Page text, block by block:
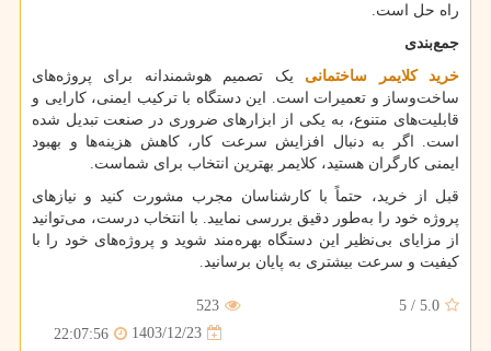
راه حل است.
جمع‌بندی
خرید کلایمر ساختمانی
یک تصمیم هوشمندانه برای پروژه‌های
ساخت‌وساز و تعمیرات است. این دستگاه با ترکیب ایمنی، کارایی و
قابلیت‌های متنوع، به یکی از ابزارهای ضروری در صنعت تبدیل شده
است. اگر به دنبال افزایش سرعت کار، کاهش هزینه‌ها و بهبود
ایمنی کارگران هستید، کلایمر بهترین انتخاب برای شماست.
قبل از خرید، حتماً با کارشناسان مجرب مشورت کنید و نیازهای
پروژه خود را به‌طور دقیق بررسی نمایید. با انتخاب درست، می‌توانید
از مزایای بی‌نظیر این دستگاه بهره‌مند شوید و پروژه‌های خود را با
کیفیت و سرعت بیشتری به پایان برسانید.
5.0
/
5
523
1403/12/23
22:07:56